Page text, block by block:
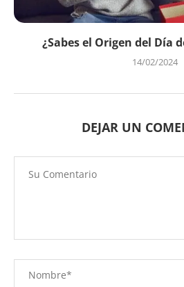
¿Sabes el Origen del Día
14/02/2024
DEJAR UN